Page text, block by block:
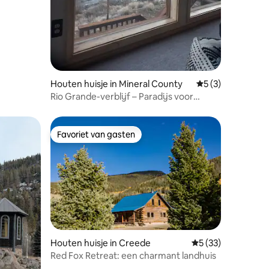
Houten huisje in Mineral County Gemiddelde
5 (3)
Rio Grande-verblijf – Paradijs voor
Favoriet van gasten
Favoriet van gasten
Houten huisje in Creede Gemiddelde
5 (33)
Red Fox Retreat: een charmant landhuis